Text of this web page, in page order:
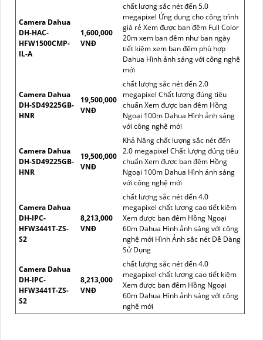
Camera Dahua
DH-HAC-
HFW1500CMP-
IL-A
1,600,000
VNĐ
chất lượng sắc nét đến 5.0
megapixel Ứng dụng cho công trình
giá rẻ Xem được ban đêm Full Color
20m xem ban đêm như ban ngày
tiết kiệm xem ban đêm phù hợp
Dahua Hình ảnh sáng với công nghệ
mới
Camera Dahua
DH-SD49225GB-
HNR
19,500,000
VNĐ
chất lượng sắc nét đến 2.0
megapixel Chất lượng đúng tiêu
chuẩn Xem được ban đêm Hồng
Ngoại 100m Dahua Hình ảnh sáng
với công nghệ mới
Camera Dahua
DH-SD49225GB-
HNR
19,500,000
VNĐ
Khả Năng chất lượng sắc nét đến
2.0 megapixel Chất lượng đúng tiêu
chuẩn Xem được ban đêm Hồng
Ngoại 100m Dahua Hình ảnh sáng
với công nghệ mới
Camera Dahua
DH-IPC-
HFW3441T-ZS-
S2
8,213,000
VNĐ
chất lượng sắc nét đến 4.0
megapixel chất lượng cao tiết kiệm
Xem được ban đêm Hồng Ngoại
60m Dahua Hình ảnh sáng với công
nghệ mới Hình Ảnh sắc nét Dễ Dàng
Sử Dụng
Camera Dahua
DH-IPC-
HFW3441T-ZS-
S2
8,213,000
VNĐ
chất lượng sắc nét đến 4.0
megapixel chất lượng cao tiết kiệm
Xem được ban đêm Hồng Ngoại
60m Dahua Hình ảnh sáng với công
nghệ mới